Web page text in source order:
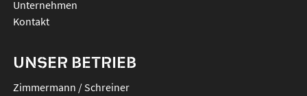
Unternehmen
Kontakt
UNSER BETRIEB
Zimmermann / Schreiner